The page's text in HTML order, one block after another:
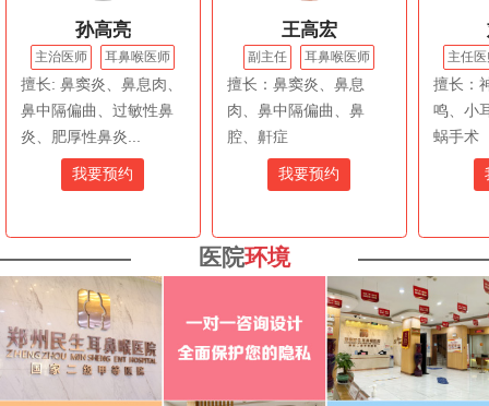
孙高亮
主治医师 耳鼻喉医师
擅长: 鼻窦炎、鼻息肉、
鼻中隔偏曲、过敏性鼻
炎、肥厚性鼻炎...
我要预约
王高宏
副主任 耳鼻喉医师
擅长：鼻窦炎、鼻息
肉、鼻中隔偏曲、鼻
腔、鼾症
我要预约
主任
擅长：
鸣、小
蜗手术
医院环境